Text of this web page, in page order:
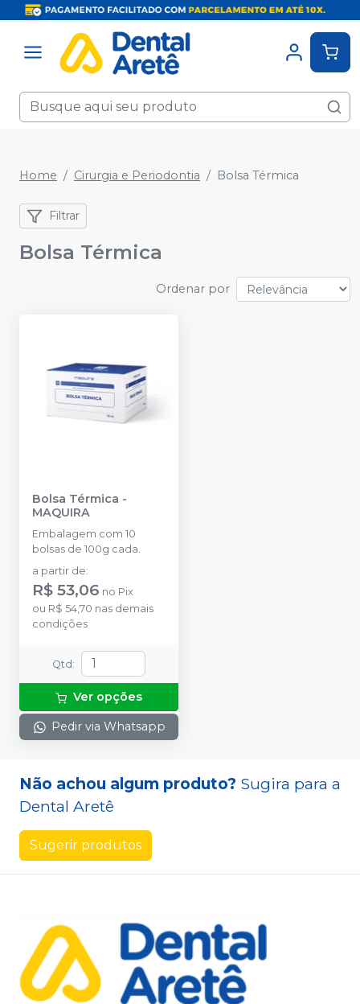
Home Cirurgia e Periodontia Bolsa Térmica
Filtrar
Bolsa Térmica
Ordenar por
Bolsa Térmica -
MAQUIRA
Embalagem com 10
bolsas de 100g cada.
a partir de:
R$ 53,06 no Pix
ou R$ 54,70 nas demais
condições
Qtd :
Ver opções
Pedir via Whatsapp
Não achou algum produto? Sugira para a
Dental Aretê
Sugerir produtos